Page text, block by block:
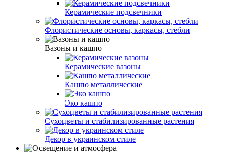
Керамические подсвечники
Флористические основы, каркасы, стебли
Вазоны и кашпо
Керамические вазоны
Кашпо металлические
Эко кашпо
Сухоцветы и стабилизированные растения
Декор в украинском стиле